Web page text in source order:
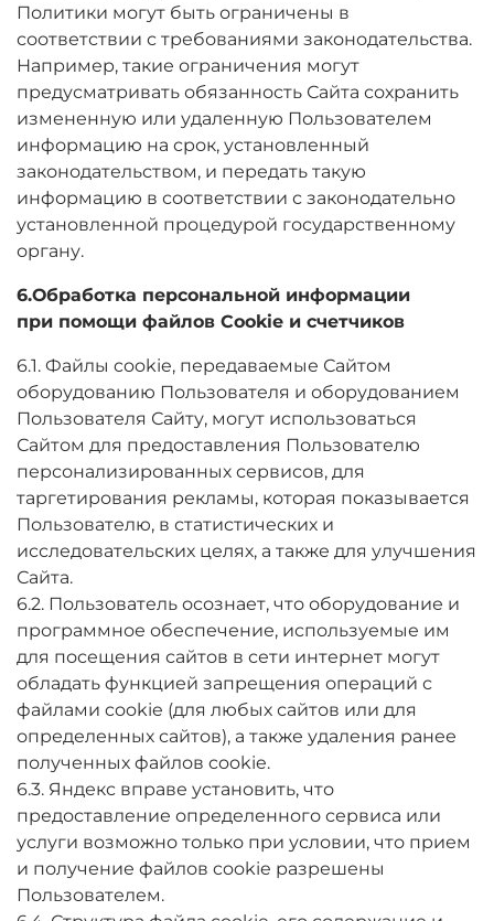
Политики могут быть ограничены в
соответствии с требованиями законодательства.
Например, такие ограничения могут
предусматривать обязанность Сайта сохранить
измененную или удаленную Пользователем
информацию на срок, установленный
законодательством, и передать такую
информацию в соответствии с законодательно
установленной процедурой государственному
органу.
6.Обработка персональной информации
при помощи файлов Cookie и счетчиков
6.1. Файлы cookie, передаваемые Сайтом
оборудованию Пользователя и оборудованием
Пользователя Сайту, могут использоваться
Сайтом для предоставления Пользователю
персонализированных сервисов, для
таргетирования рекламы, которая показывается
Пользователю, в статистических и
исследовательских целях, а также для улучшения
Сайта.
6.2. Пользователь осознает, что оборудование и
программное обеспечение, используемые им
для посещения сайтов в сети интернет могут
обладать функцией запрещения операций с
файлами cookie (для любых сайтов или для
определенных сайтов), а также удаления ранее
полученных файлов cookie.
6.3. Яндекс вправе установить, что
предоставление определенного сервиса или
услуги возможно только при условии, что прием
и получение файлов cookie разрешены
Пользователем.